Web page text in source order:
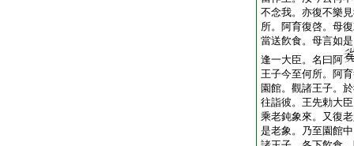
不念我。亦復不樂
所。阿育復啓。母
當送飮食。母言如
逢一大臣。名曰阿
王子今至何所。阿
園館。觀諸王子。
往詣彼。王先勅大
乘老鈍象來。又復
是老象。乃至園館